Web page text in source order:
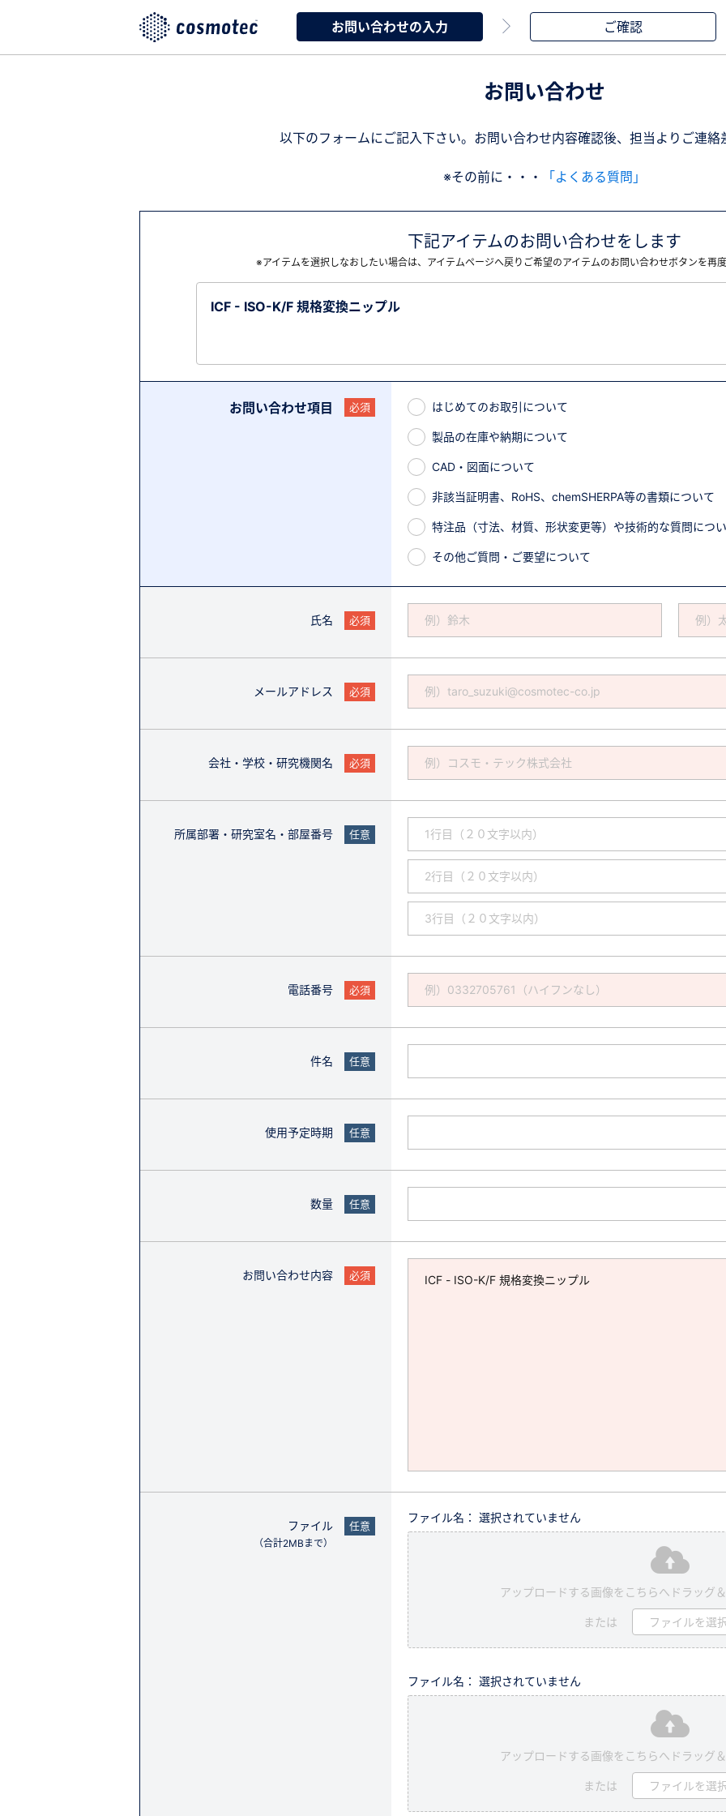
お問い合わせの入力 ご確認
お問い合わせ
以下のフォームにご記入下さい。お問い合わせ内容確認後、担当よりご連絡
※その前に・・・ 「よくある質問」
下記アイテムのお問い合わせをします
※アイテムを選択しなおしたい場合は、アイテムページへ戻りご希望のアイテムのお問い合わせボタンを再
ICF - ISO-K/F 規格変換ニップル
お問い合わせ項目 必須 はじめてのお取引について
製品の在庫や納期について
CAD・図面について
非該当証明書、RoHS、chemSHERPA等の書類について
特注品（寸法、材質、形状変更等）や技術的な質問につ
その他ご質問・ご要望について
氏名 必須
メールアドレス 必須
会社・学校・研究機関名 必須
所属部署・研究室名・部屋番号 任意
電話番号 必須
件名 任意
使用予定時期 任意
数量 任意
お問い合わせ内容 必須
ファイル
（合計2MBまで）
任意
ファイル名： 選択されていません
アップロードする画像をこちらへドラッグ
または ファイルを選
ファイル名： 選択されていません
アップロードする画像をこちらへドラッグ
または ファイルを選